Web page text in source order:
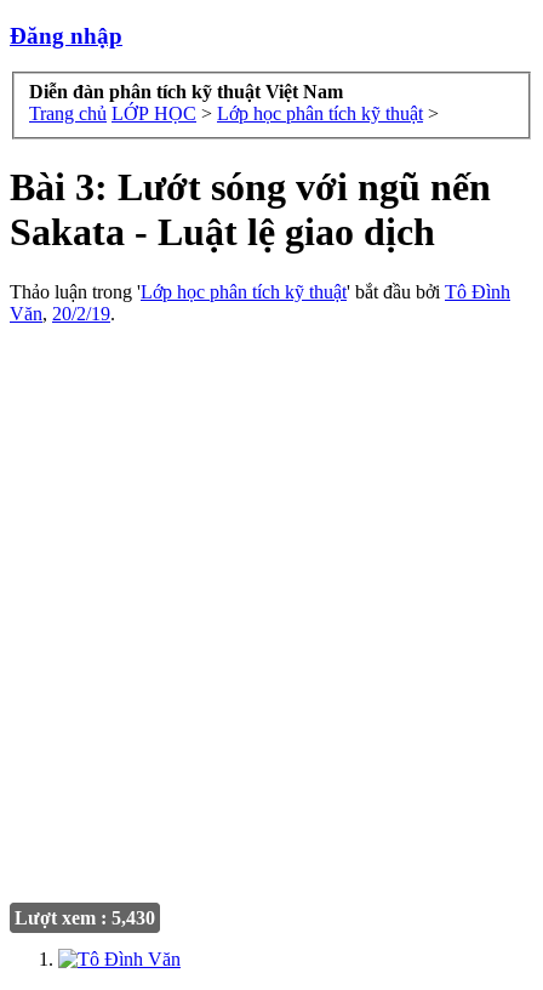
Đăng nhập
Diễn đàn phân tích kỹ thuật Việt Nam
Trang chủ LỚP HỌC > Lớp học phân tích kỹ thuật >
Bài 3: Lướt sóng với ngũ nến
Sakata - Luật lệ giao dịch
Thảo luận trong 'Lớp học phân tích kỹ thuật' bắt đầu bởi Tô Đình
Văn, 20/2/19.
Lượt xem : 5,430